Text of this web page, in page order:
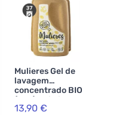
Mulieres Gel de
lavagem
concentrado BIO
(1,5 l) - citrinos
frescos
13,90 €